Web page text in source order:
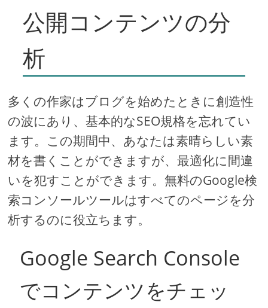
公開コンテンツの分
析
多くの作家はブログを始めたときに創造性
の波にあり、基本的なSEO規格を忘れてい
ます。この期間中、あなたは素晴らしい素
材を書くことができますが、最適化に間違
いを犯すことができます。無料のGoogle検
索コンソールツールはすべてのページを分
析するのに役立ちます。
Google Search Console
でコンテンツをチェッ